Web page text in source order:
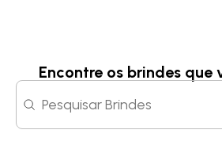
Encontre os brindes que
Search
Search content